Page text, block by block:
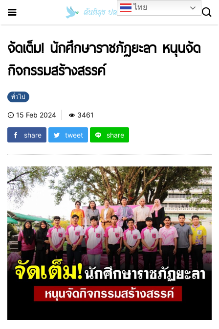
จัดเต็ม! นักศึกษาราชภัฏยะลา หนุนจัด
กิจกรรมสร้างสรรค์
ทั่วไป
15 Feb 2024 3461
share tweet share
ไทย